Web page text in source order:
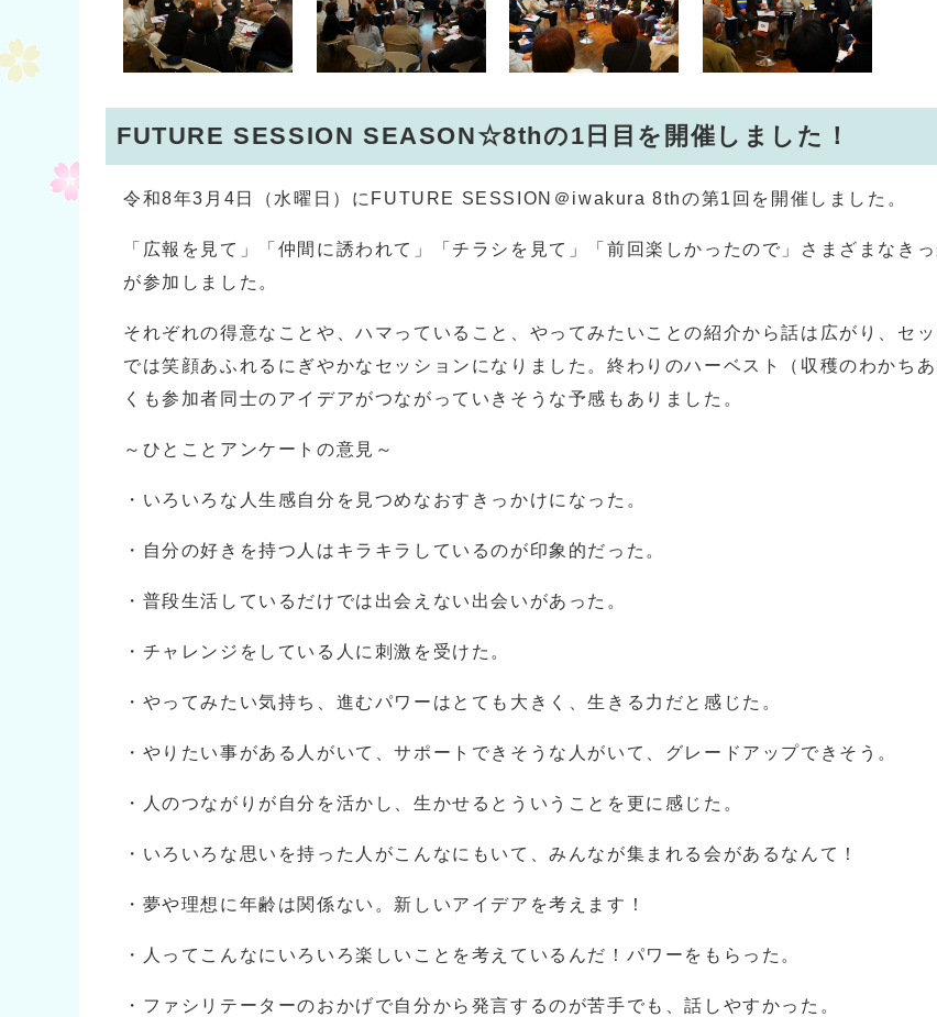
FUTURE SESSION SEASON☆8thの1日目を開催しました！
令和8年3月4日（水曜日）にFUTURE SESSION＠iwakura 8thの第1回を開催しました。
「広報を見て」「仲間に誘われて」「チラシを見て」「前回楽しかったので」さまざまなき
が参加しました。
それぞれの得意なことや、ハマっていること、やってみたいことの紹介から話は広がり、セ
では笑顔あふれるにぎやかなセッションになりました。終わりのハーベスト（収穫のわかち
くも参加者同士のアイデアがつながっていきそうな予感もありました。
～ひとことアンケートの意見～
・いろいろな人生感自分を見つめなおすきっかけになった。
・自分の好きを持つ人はキラキラしているのが印象的だった。
・普段生活しているだけでは出会えない出会いがあった。
・チャレンジをしている人に刺激を受けた。
・やってみたい気持ち、進むパワーはとても大きく、生きる力だと感じた。
・やりたい事がある人がいて、サポートできそうな人がいて、グレードアップできそう。
・人のつながりが自分を活かし、生かせるとういうことを更に感じた。
・いろいろな思いを持った人がこんなにもいて、みんなが集まれる会があるなんて！
・夢や理想に年齢は関係ない。新しいアイデアを考えます！
・人ってこんなにいろいろ楽しいことを考えているんだ！パワーをもらった。
・ファシリテーターのおかげで自分から発言するのが苦手でも、話しやすかった。